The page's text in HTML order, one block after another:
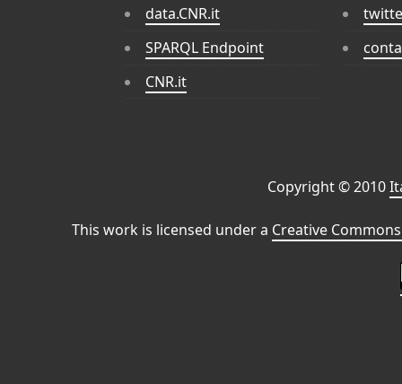
data.CNR.it
SPARQL Endpoint
CNR.it
Copyright © 2010
This work is licensed under a Creative